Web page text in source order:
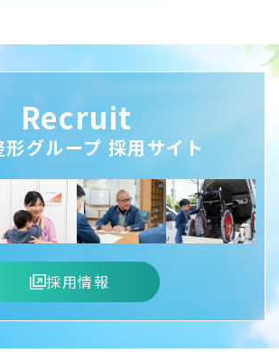
Recruit
形グループ 採用サイト
採用情報